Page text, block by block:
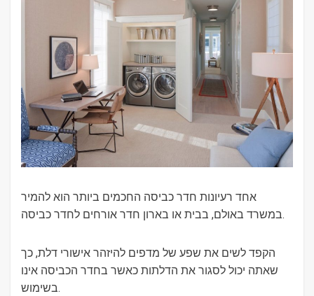
אחד רעיונות חדר כביסה החכמים ביותר הוא להמיר
במשרד באולם, בבית או בארון חדר אורחים לחדר כביסה.
הקפד לשים את שפע של מדפים להיזהר אישורי דלת, כך
שאתה יכול לסגור את הדלתות כאשר בחדר הכביסה אינו
בשימוש.